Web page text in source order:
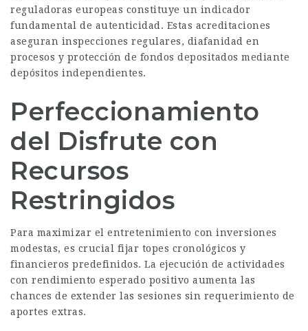
reguladoras europeas constituye un indicador
fundamental de autenticidad. Estas acreditaciones
aseguran inspecciones regulares, diafanidad en
procesos y protección de fondos depositados mediante
depósitos independientes.
Perfeccionamiento
del Disfrute con
Recursos
Restringidos
Para maximizar el entretenimiento con inversiones
modestas, es crucial fijar topes cronológicos y
financieros predefinidos. La ejecución de actividades
con rendimiento esperado positivo aumenta las
chances de extender las sesiones sin requerimiento de
aportes extras.